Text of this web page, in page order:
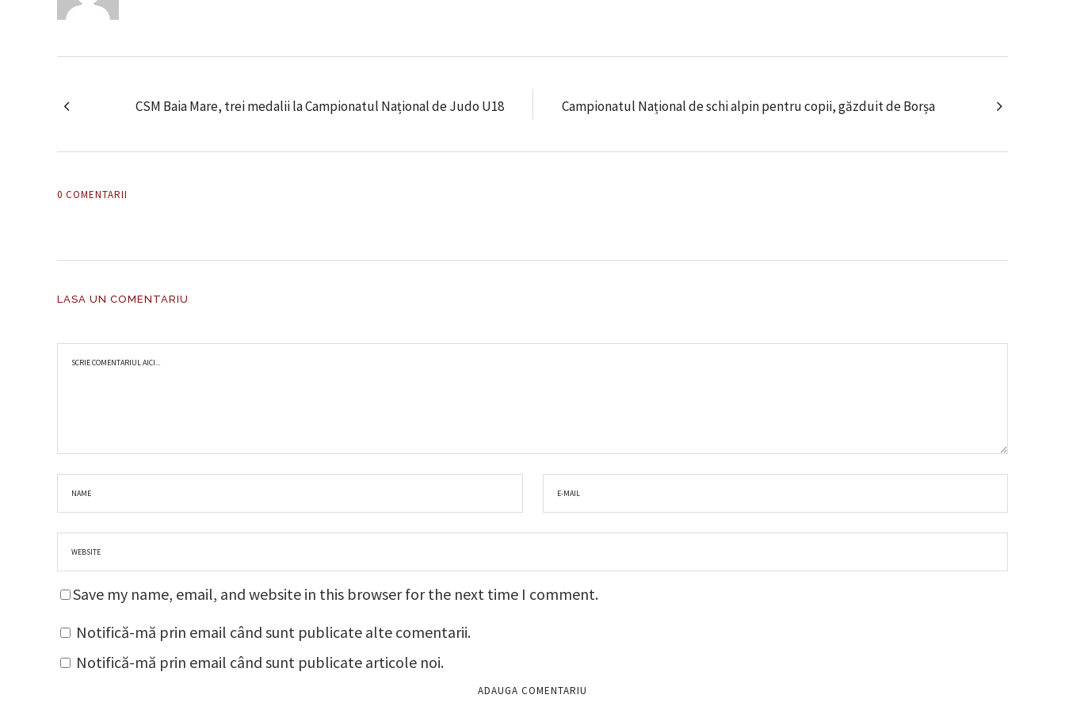
CSM Baia Mare, trei medalii la Campionatul Național de Judo U18 Campionatul Național de schi alpin pentru copii, găzduit de Borșa
0 COMENTARII
LASA UN COMENTARIU
Save my name, email, and website in this browser for the next time I comment.
Notifică-mă prin email când sunt publicate alte comentarii.
Notifică-mă prin email când sunt publicate articole noi.